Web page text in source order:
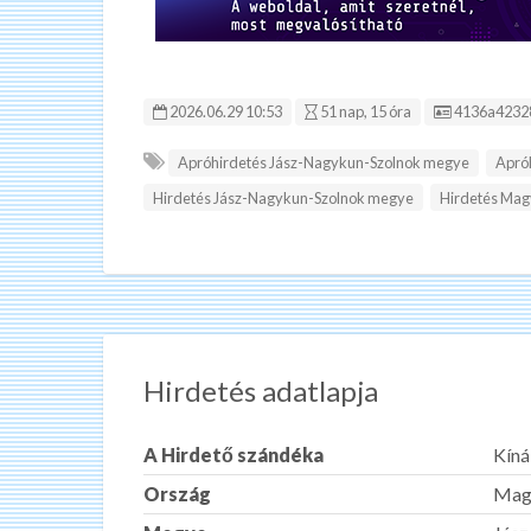
2026.06.29 10:53 51 nap, 15 óra Hirdetés
Apróhirdetés Jász-Nagykun-Szolnok megye
Hirdetés Jász-Nagykun-Szolnok megye
Hirdetés
Hirdetés adatlapja
A Hirdető szándéka
Ország